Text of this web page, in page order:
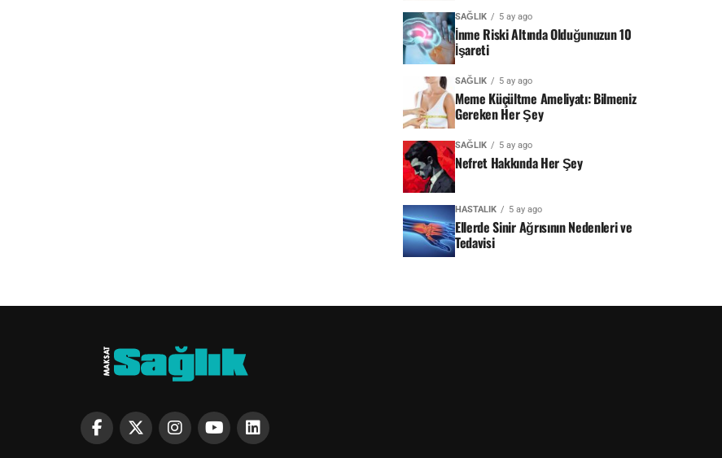
SAĞLIK 5 ay ago
İnme Riski Altında Olduğunuzun 10
İşareti
SAĞLIK 5 ay ago
Meme Küçültme Ameliyatı: Bilmeniz
Gereken Her Şey
SAĞLIK 5 ay ago
Nefret Hakkında Her Şey
HASTALIK 5 ay ago
Ellerde Sinir Ağrısının Nedenleri ve
Tedavisi